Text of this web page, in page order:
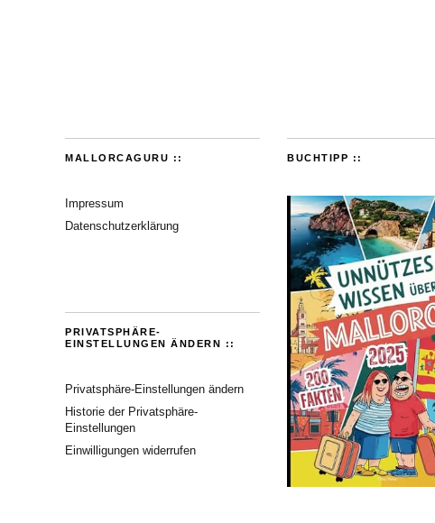
MALLORCAGURU ::
Impressum
Datenschutzerklärung
PRIVATSPHÄRE-
EINSTELLUNGEN ÄNDERN ::
Privatsphäre-Einstellungen ändern
Historie der Privatsphäre-
Einstellungen
Einwilligungen widerrufen
BUCHTIPP ::